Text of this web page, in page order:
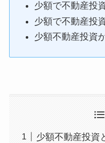
少額で不動産投
少額で不動産投
少額不動産投資
少額不動産投資